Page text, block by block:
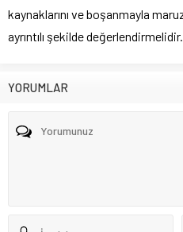
kaynaklarını ve boşanmayla
ayrıntılı şekilde değerlendirmelidir.
YORUMLAR